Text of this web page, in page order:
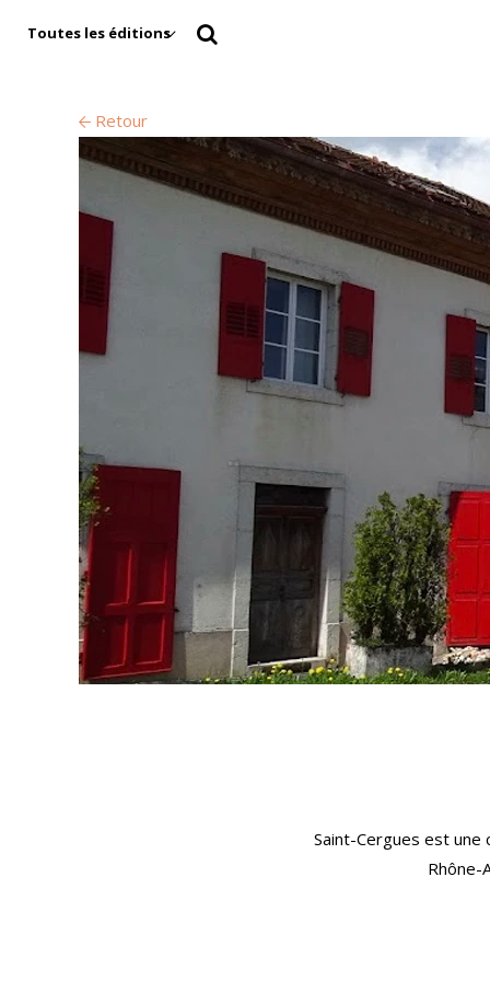
Toutes les éditions
Retour
Saint-Cergues est une
Rhône-